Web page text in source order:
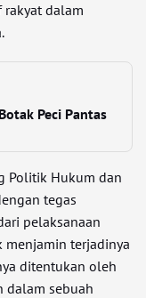
dalam
Peci Pantas
Politik Hukum dan
tegas
pelaksanaan
terjadinya
ditentukan oleh
dalam sebuah